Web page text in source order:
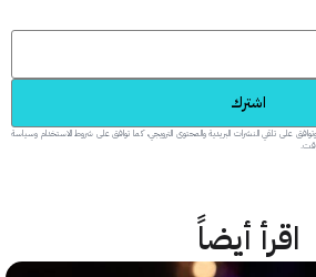
يزيد عن 18 عاماً وتوافق على تلقي النشرات البريدية والمحتوى الترويجي، كما توافق على شروط الاستخدام وسياسة
اقرأ أيضاً